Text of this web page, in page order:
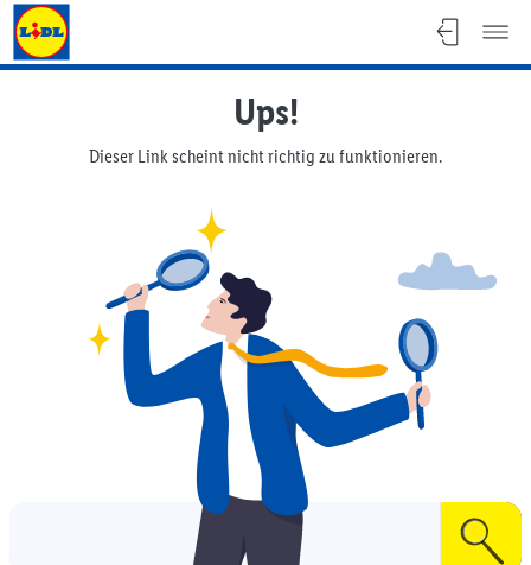
Lidl Schweiz
Ups!
Dieser Link scheint nicht richtig zu funktionieren.